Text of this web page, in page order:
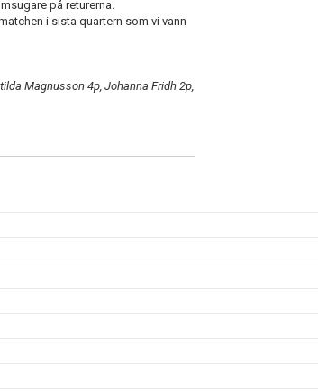
på returerna.
i sista quartern som vi vann
Magnusson 4p, Johanna Fridh 2p,